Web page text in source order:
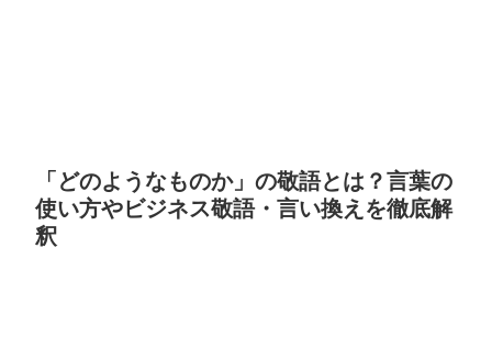
「どのようなものか」の敬語とは？言葉の
使い方やビジネス敬語・言い換えを徹底解
釈